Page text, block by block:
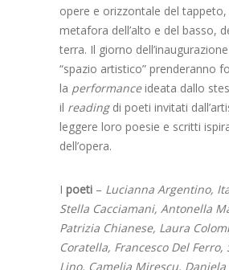
opere e orizzontale del
metafora dell’alto e del basso,
terra. Il giorno
“spazio artistico” prenderanno
la performanceideata dallo
il readingdi poeti invitati
leggere loro poesie e scritti
dell’opera.
I poeti – Lucianna Argentino,
Stella Cacciamani, Antonella
Patrizia Chianese, Laura
Coratella, Francesco Del Ferro,
Lino, Camelia Mirescu,